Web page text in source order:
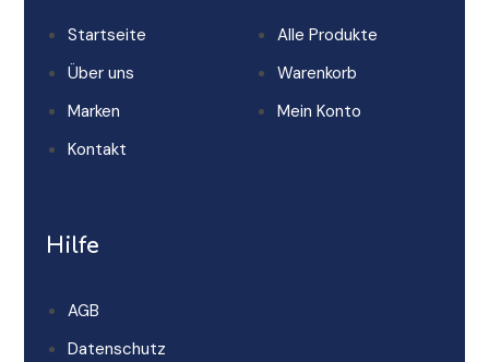
Startseite
Über uns
Marken
Kontakt
Alle Produkte
Warenkorb
Mein Konto
Hilfe
AGB
Datenschutz